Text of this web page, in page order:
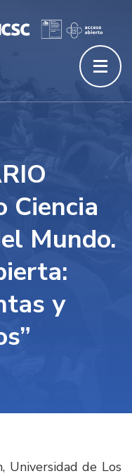
Ciencia
Mundo.
y
Universidad de Los